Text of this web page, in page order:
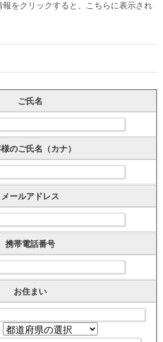
をクリックすると、こちらに表示され
ご氏名
のご氏名（カナ）
メールアドレス
携帯電話番号
お住まい